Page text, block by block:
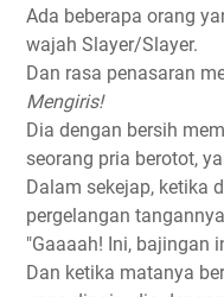
Ada beberapa orang
wajah Slayer/Slayer.
Dan rasa penasaran
Mengiris!
Dia dengan bersih
seorang pria berotot,
Dalam sekejap, ketika
pergelangan
"Gaaaah! Ini, bajingan
Dan ketika matanya